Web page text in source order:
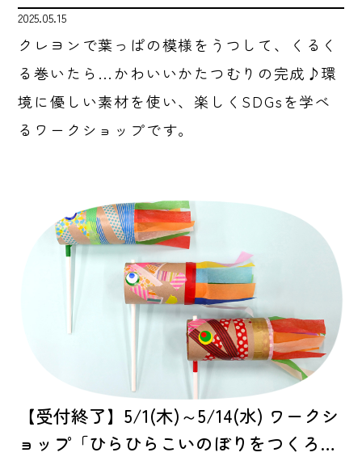
2025.05.15
クレヨンで葉っぱの模様をうつして、くるく
る巻いたら…かわいいかたつむりの完成♪環
境に優しい素材を使い、楽しくSDGsを学べ
るワークショップです。
【受付終了】5/1(木)～5/14(水) ワークシ
ョップ「ひらひらこいのぼりをつくろ…